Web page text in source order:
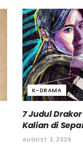
K-DRAMA
7 Judul
Kalian di
AUGUST 3, 2026